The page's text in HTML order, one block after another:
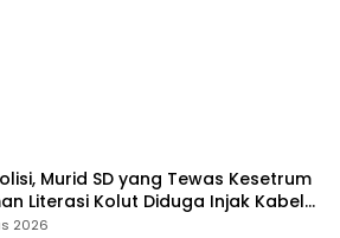
Murid SD yang Tewas Kesetrum
Literasi Kolut Diduga Injak Kabel
Listrik
2026